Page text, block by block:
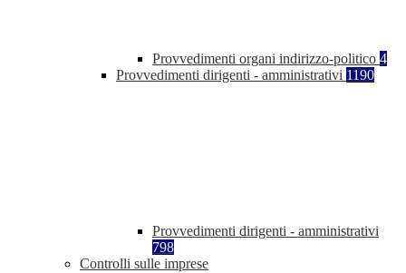
Provvedimenti organi indirizzo-politico 4
Provvedimenti dirigenti - amministrativi 1190
Provvedimenti dirigenti - amministrativi
798
Controlli sulle imprese